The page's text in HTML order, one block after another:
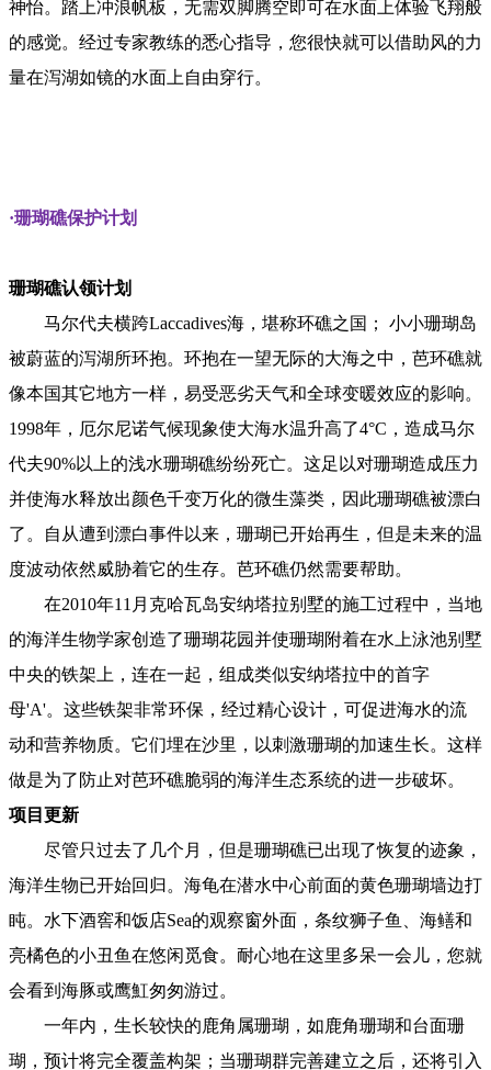
神怡。踏上冲浪帆板，无需双脚腾空即可在水面上体验飞翔般
的感觉。经过专家教练的悉心指导，您很快就可以借助风的力
量在泻湖如镜的水面上自由穿行。
·珊瑚礁保护计划
珊瑚礁认领计划
马尔代夫横跨Laccadives海，堪称环礁之国； 小小珊瑚岛
被蔚蓝的泻湖所环抱。环抱在一望无际的大海之中，芭环礁就
像本国其它地方一样，易受恶劣天气和全球变暖效应的影响。
1998年，厄尔尼诺气候现象使大海水温升高了4°C，造成马尔
代夫90%以上的浅水珊瑚礁纷纷死亡。这足以对珊瑚造成压力
并使海水释放出颜色千变万化的微生藻类，因此珊瑚礁被漂白
了。自从遭到漂白事件以来，珊瑚已开始再生，但是未来的温
度波动依然威胁着它的生存。芭环礁仍然需要帮助。
在2010年11月克哈瓦岛安纳塔拉别墅的施工过程中，当地
的海洋生物学家创造了珊瑚花园并使珊瑚附着在水上泳池别墅
中央的铁架上，连在一起，组成类似安纳塔拉中的首字
母'A'。这些铁架非常环保，经过精心设计，可促进海水的流
动和营养物质。它们埋在沙里，以刺激珊瑚的加速生长。这样
做是为了防止对芭环礁脆弱的海洋生态系统的进一步破坏。
项目更新
尽管只过去了几个月，但是珊瑚礁已出现了恢复的迹象，
海洋生物已开始回归。海龟在潜水中心前面的黄色珊瑚墙边打
盹。水下酒窖和饭店Sea的观察窗外面，条纹狮子鱼、海鳝和
亮橘色的小丑鱼在悠闲觅食。耐心地在这里多呆一会儿，您就
会看到海豚或鹰魟匆匆游过。
一年内，生长较快的鹿角属珊瑚，如鹿角珊瑚和台面珊
瑚，预计将完全覆盖构架；当珊瑚群完善建立之后，还将引入